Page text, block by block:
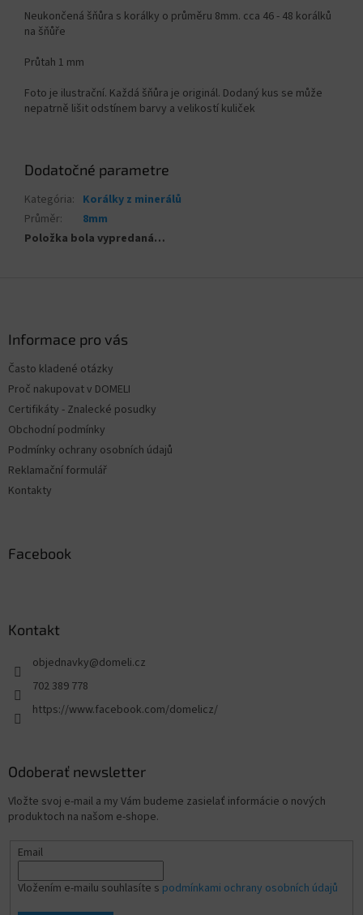
Neukončená šňůra s korálky o průměru 8mm. cca 46 - 48 korálků
na šňůře
Průtah 1 mm
Foto je ilustrační. Každá šňůra je originál. Dodaný kus se může
nepatrně lišit odstínem barvy a velikostí kuliček
Dodatočné parametre
Kategória: Korálky z minerálů
Průměr:
8mm
Položka bola vypredaná…
Informace pro vás
Často kladené otázky
Proč nakupovat v DOMELI
Certifikáty - Znalecké posudky
Obchodní podmínky
Podmínky ochrany osobních údajů
Reklamační formulář
Kontakty
Facebook
Kontakt
objednavky@domeli.cz
702 389 778
https://www.facebook.com/domelicz/
Odoberať newsletter
Vložte svoj e-mail a my Vám budeme zasielať informácie o nových
produktoch na našom e-shope.
Email
Vložením e-mailu souhlasíte s podmínkami ochrany osobních údajů